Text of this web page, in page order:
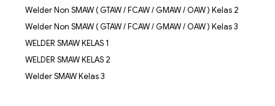
Welder Non SMAW ( GTAW / FCAW / GMAW / OAW ) Kelas 2
Welder Non SMAW ( GTAW / FCAW / GMAW / OAW ) Kelas 3
WELDER SMAW KELAS 1
WELDER SMAW KELAS 2
Welder SMAW Kelas 3